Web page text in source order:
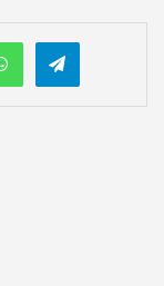
WhatsAppTelegram